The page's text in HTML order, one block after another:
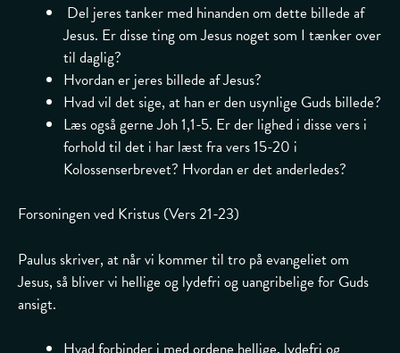
Del jeres tanker med hinanden om dette billede af
Jesus. Er disse ting om Jesus noget som I tænker over
til daglig?
Hvordan er jeres billede af Jesus?
Hvad vil det sige, at han er den usynlige Guds billede?
Læs også gerne Joh 1,1-5. Er der lighed i disse vers i
forhold til det i har læst fra vers 15-20 i
Kolossenserbrevet? Hvordan er det anderledes?
Forsoningen ved Kristus (Vers 21-23)
Paulus skriver, at når vi kommer til tro på evangeliet om
Jesus, så bliver vi hellige og lydefri og uangribelige for Guds
ansigt.